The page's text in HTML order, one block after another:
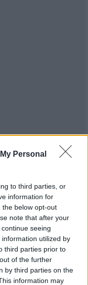
Personal
to third parties, or
information for
the below opt-out
note that after your
seeing
utilized by
third parties prior to
of the further
by third parties on the
information may
2 3 5 le 17 mai